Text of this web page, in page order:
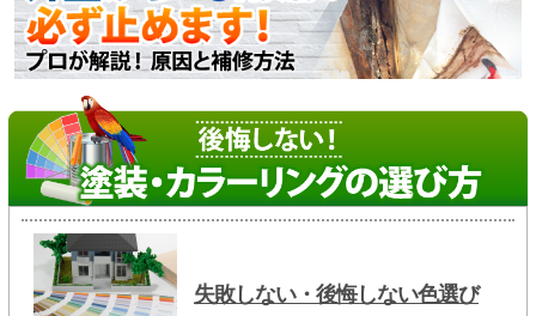
失敗しない・後悔しない色選び